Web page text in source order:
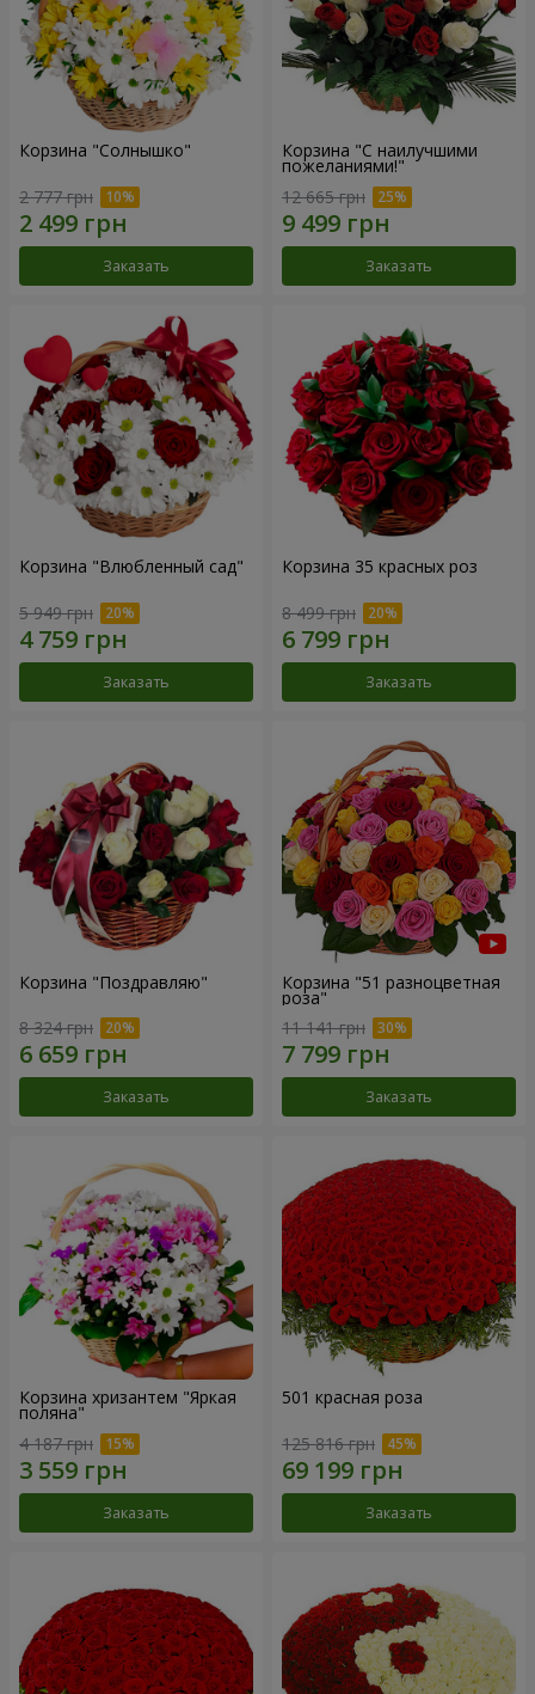
Корзина "Солнышко"
2 777 грн
Заказать
Корзина "С наилучшими
пожеланиями!"
12 665 грн
Заказать
Корзина "Влюбленный сад"
5 949 грн
Заказать
Корзина 35 красных роз
8 499 грн
Заказать
Корзина "Поздравляю"
8 324 грн
Заказать
Корзина "51 разноцветная
роза"
11 141 грн
Заказать
Корзина хризантем "Яркая
поляна"
4 187 грн
Заказать
501 красная роза
125 816 грн
Заказать